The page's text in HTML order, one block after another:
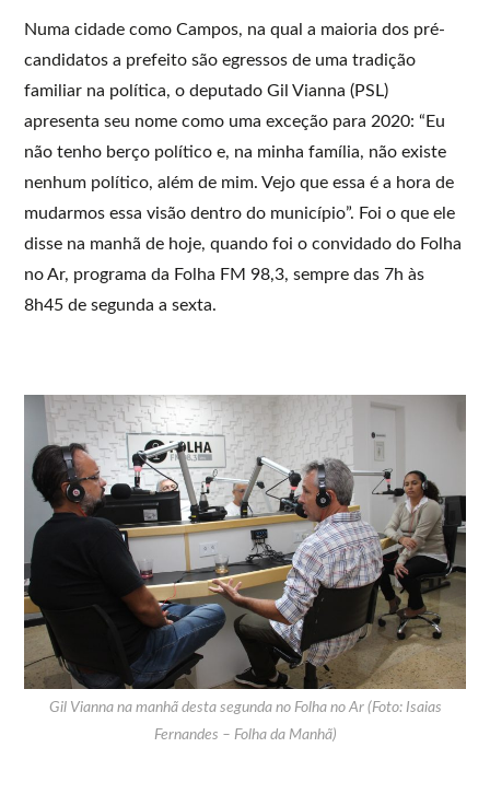
Numa cidade como Campos, na qual a maioria dos pré-
candidatos a prefeito são egressos de uma tradição
familiar na política, o deputado Gil Vianna (PSL)
apresenta seu nome como uma exceção para 2020: “Eu
não tenho berço político e, na minha família, não existe
nenhum político, além de mim. Vejo que essa é a hora de
mudarmos essa visão dentro do município”. Foi o que ele
disse na manhã de hoje, quando foi o convidado do Folha
no Ar, programa da Folha FM 98,3, sempre das 7h às
8h45 de segunda a sexta.
Gil Vianna na manhã desta segunda no Folha no Ar (Foto: Isaias
Fernandes – Folha da Manhã)